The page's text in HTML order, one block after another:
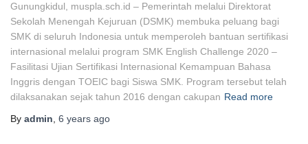
Gunungkidul, muspla.sch.id – Pemerintah melalui Direktorat
Sekolah Menengah Kejuruan (DSMK) membuka peluang bagi
SMK di seluruh Indonesia untuk memperoleh bantuan sertifikasi
internasional melalui program SMK English Challenge 2020 –
Fasilitasi Ujian Sertifikasi Internasional Kemampuan Bahasa
Inggris dengan TOEIC bagi Siswa SMK. Program tersebut telah
dilaksanakan sejak tahun 2016 dengan cakupan Read more
By admin 6 years ago